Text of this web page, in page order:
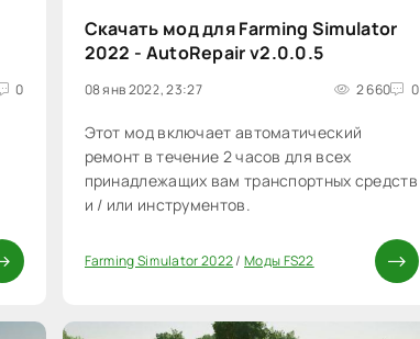
0
Скачать мод для Farming Simulator
2022 - AutoRepair v2.0.0.5
08 янв 2022, 23:27 2 660 0
Этот мод включает автоматический
ремонт в течение 2 часов для всех
принадлежащих вам транспортных средств
и / или инструментов.
Farming Simulator 2022/Моды FS22